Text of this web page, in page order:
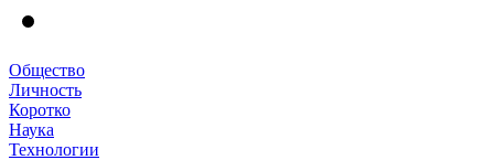
Общество
Личность
Коротко
Наука
Технологии